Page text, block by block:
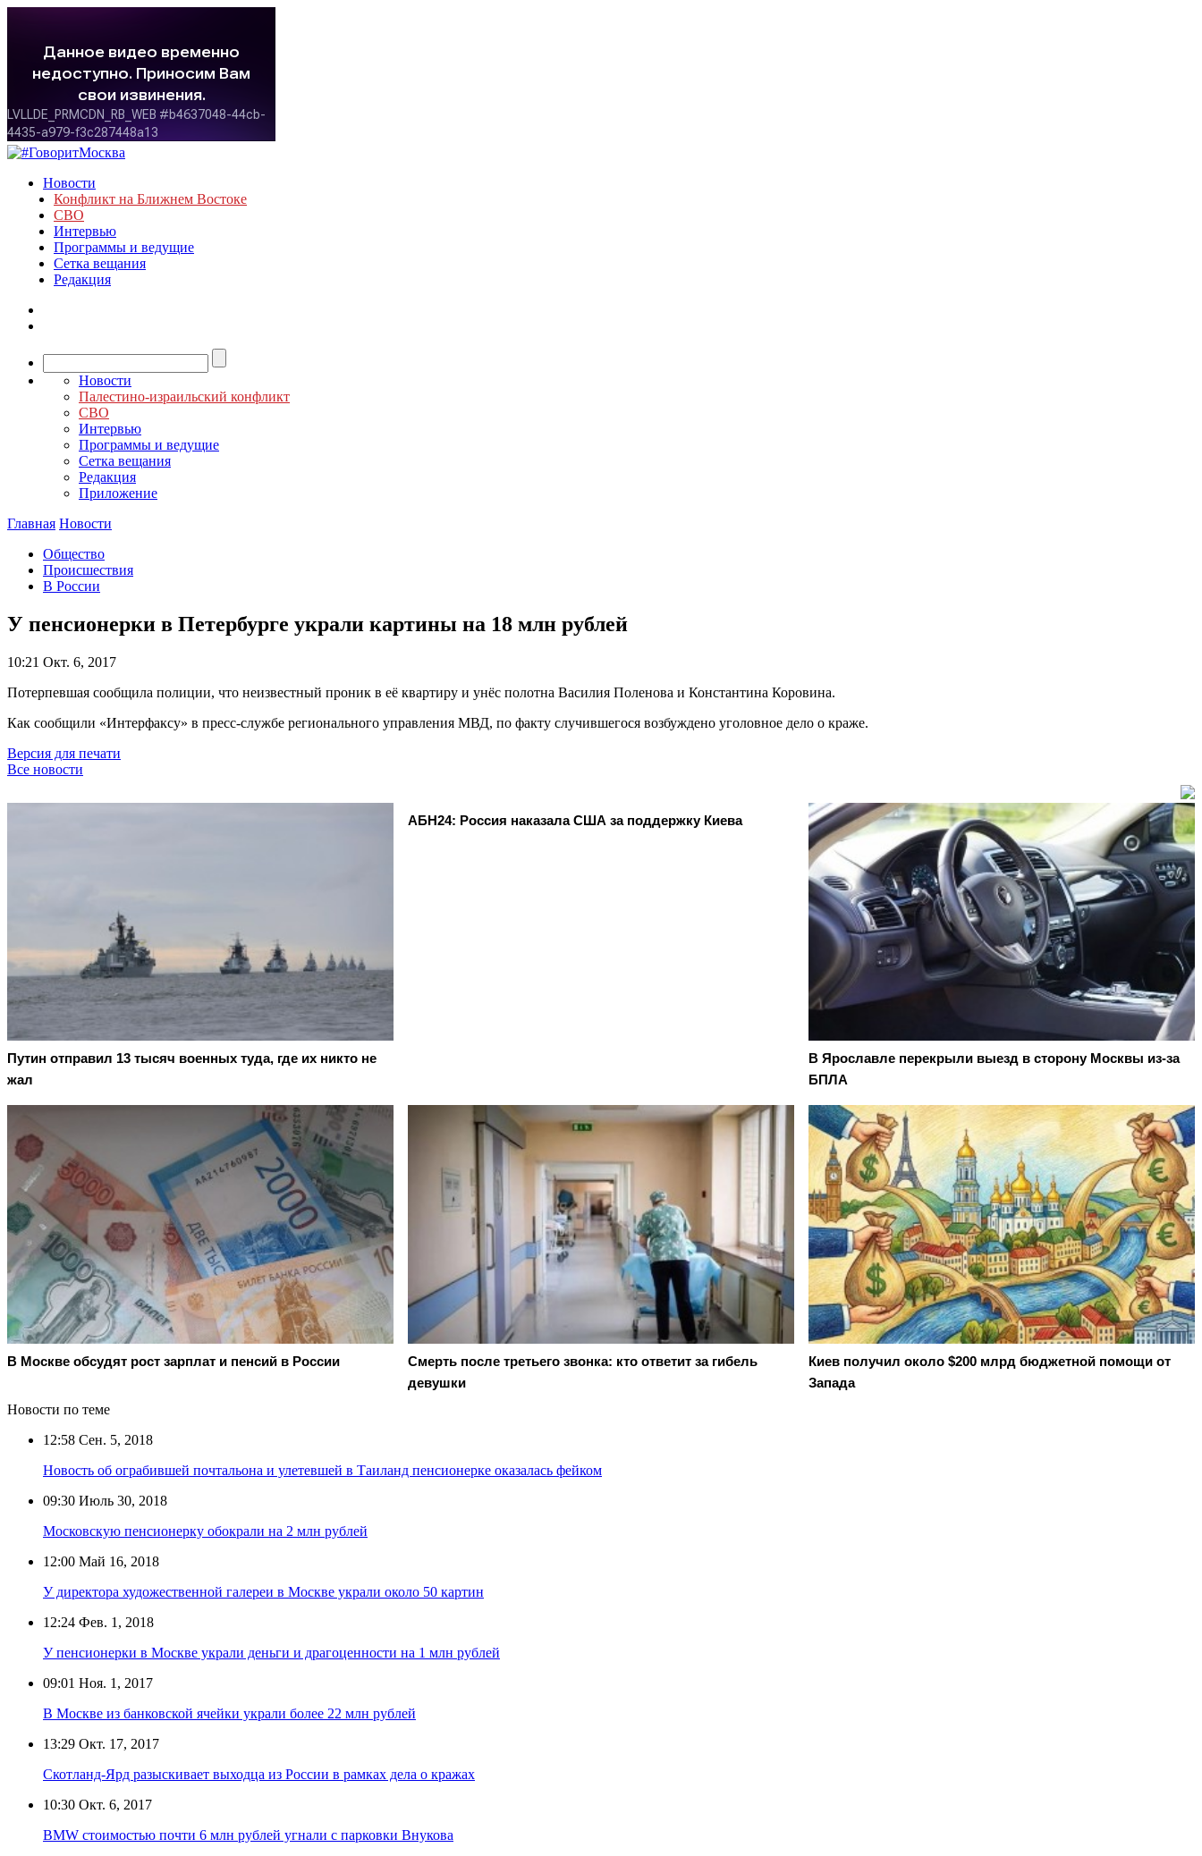
Новости
Конфликт на Ближнем Востоке
СВО
Интервью
Программы и ведущие
Сетка вещания
Редакция
Новости
Палестино-израильский конфликт
СВО
Интервью
Программы и ведущие
Сетка вещания
Редакция
Приложение
Главная Новости
Общество
Происшествия
В России
У пенсионерки в Петербурге украли картины на 18 млн рублей
10:21 Окт. 6, 2017
Потерпевшая сообщила полиции, что неизвестный проник в её квартиру и унёс полотна Василия Поленова и Константина Коровина.
Как сообщили «Интерфаксу» в пресс-службе регионального управления МВД, по факту случившегося возбуждено уголовное дело о краже.
Версия для печати
Все новости
Путин отправил 13 тысяч военных туда, где их никто не
жал
АБН24: Россия наказала США за поддержку Киева
В Ярославле перекрыли выезд в сторону Москвы из-за
БПЛА
В Москве обсудят рост зарплат и пенсий в России
Смерть после третьего звонка: кто ответит за гибель
девушки
Киев получил около $200 млрд бюджетной помощи от
Запада
Новости по теме
12:58 Сен. 5, 2018
Новость об ограбившей почтальона и улетевшей в Таиланд пенсионерке оказалась фейком
09:30 Июль 30, 2018
Московскую пенсионерку обокрали на 2 млн рублей
12:00 Май 16, 2018
У директора художественной галереи в Москве украли около 50 картин
12:24 Фев. 1, 2018
У пенсионерки в Москве украли деньги и драгоценности на 1 млн рублей
09:01 Ноя. 1, 2017
В Москве из банковской ячейки украли более 22 млн рублей
13:29 Окт. 17, 2017
Скотланд-Ярд разыскивает выходца из России в рамках дела о кражах
10:30 Окт. 6, 2017
BMW стоимостью почти 6 млн рублей угнали с парковки Внукова